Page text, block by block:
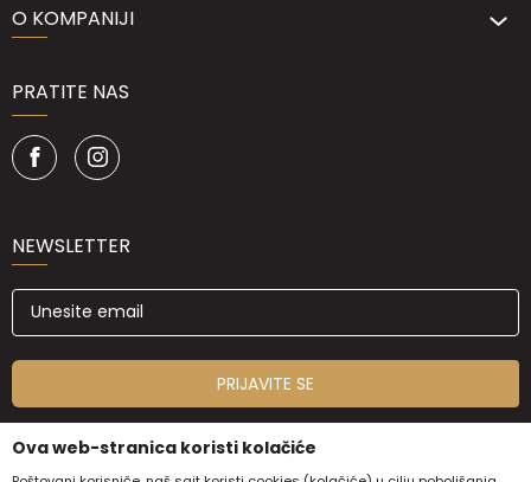
O KOMPANIJI
PRATITE NAS
NEWSLETTER
PRIJAVITE SE
Ova web-stranica koristi kolačiće